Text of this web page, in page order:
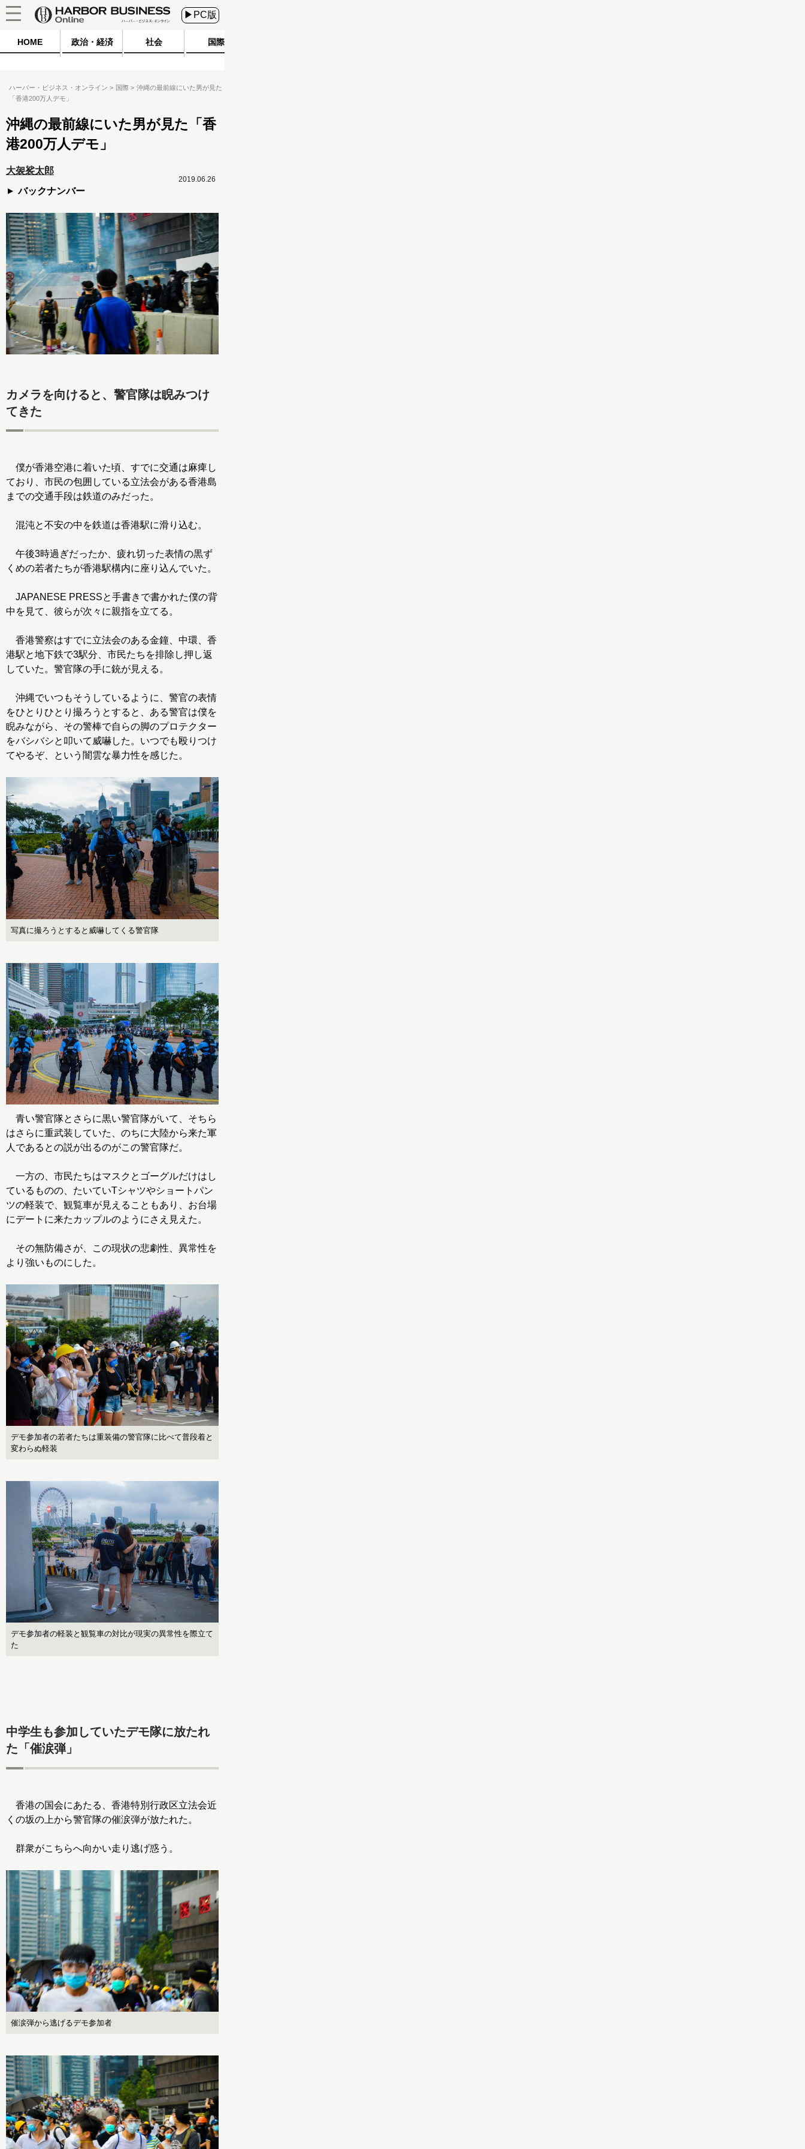
▶PC版
HOME 政治・経済 社会 国際
ハーバー・ビジネス・オンライン 国際
沖縄の最前線にいた男が見た
「香港200万人デモ」
沖縄の最前線にいた男が見た「香
港200万人デモ」
大袈裟太郎
バックナンバー
2019.06.26
カメラを向けると、警官隊は睨みつけ
てきた
僕が香港空港に着いた頃、すでに交通は麻痺し
ており、市民の包囲している立法会がある香港島
までの交通手段は鉄道のみだった。
混沌と不安の中を鉄道は香港駅に滑り込む。
午後3時過ぎだったか、疲れ切った表情の黒ず
くめの若者たちが香港駅構内に座り込んでいた。
JAPANESE PRESSと手書きで書かれた僕の背
中を見て、彼らが次々に親指を立てる。
香港警察はすでに立法会のある金鐘、中環、香
港駅と地下鉄で3駅分、市民たちを排除し押し返
していた。警官隊の手に銃が見える。
沖縄でいつもそうしているように、警官の表情
をひとりひとり撮ろうとすると、ある警官は僕を
睨みながら、その警棒で自らの脚のプロテクター
をバシバシと叩いて威嚇した。いつでも殴りつけ
てやるぞ、という闇雲な暴力性を感じた。
写真に撮ろうとすると威嚇してくる警官隊
青い警官隊とさらに黒い警官隊がいて、そちら
はさらに重武装していた、のちに大陸から来た軍
人であるとの説が出るのがこの警官隊だ。
一方の、市民たちはマスクとゴーグルだけはし
ているものの、たいていTシャツやショートパン
ツの軽装で、観覧車が見えることもあり、お台場
にデートに来たカップルのようにさえ見えた。
その無防備さが、この現状の悲劇性、異常性を
より強いものにした。
デモ参加者の若者たちは重装備の警官隊に比べて普段着と
変わらぬ軽装
デモ参加者の軽装と観覧車の対比が現実の異常性を際立て
た
中学生も参加していたデモ隊に放たれ
た「催涙弾」
香港の国会にあたる、香港特別行政区立法会近
くの坂の上から警官隊の催涙弾が放たれた。
群衆がこちらへ向かい走り逃げ惑う。
催涙弾から逃げるデモ参加者